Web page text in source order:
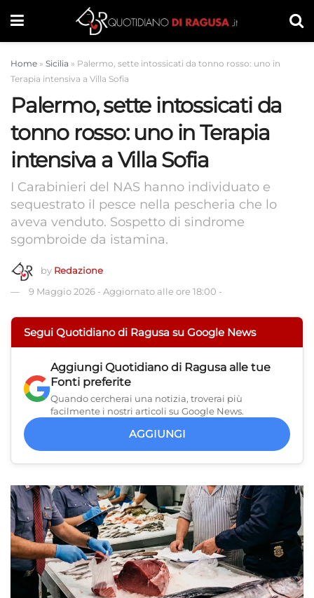
Home » Sicilia » Palermo, sette intossicati da tonno rosso: uno in
Terapia intensiva a Villa Sofia
Palermo, sette intossicati da
tonno rosso: uno in Terapia
intensiva a Villa Sofia
I Carabinieri del NAS hanno individuato e
sequestrato il pesce nella pescheria che lo
aveva venduto. Sospetto di sindrome
sgombroide da istamina.
by Redazione
9 Maggio 2026 - Aggiornato alle ore 18:00 -
Segui Quotidiano di Ragusa su Google News
Aggiungi Quotidiano di Ragusa alle tue
Fonti preferite
Quando cercherai una notizia, troverai più
facilmente i nostri articoli su Google News.
AGGIUNGI